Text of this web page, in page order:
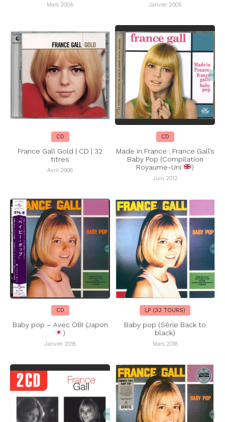
Mars 2004 Janvier 2005
CD
France Gall Gold | CD | 32
titres
Avril 2006
CD
Made in France : France Gall’s
Baby Pop (Compilation
Royaume-Uni
)
Juin 2012
CD
Baby pop – Avec OBI (Japon
)
Janvier 2018
LP (33 TOURS)
Baby pop (Série Back to
black)
Mars 2018